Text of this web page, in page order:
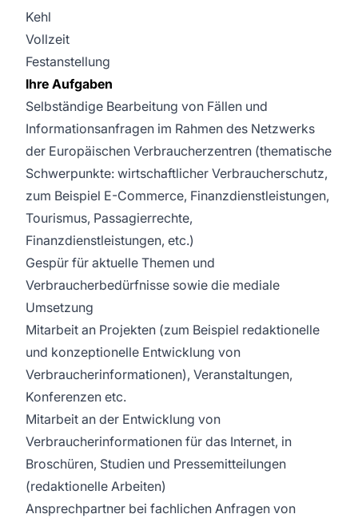
Kehl
Vollzeit
Festanstellung
Ihre Aufgaben
Selbständige Bearbeitung von Fällen und
Informationsanfragen im Rahmen des Netzwerks
der Europäischen Verbraucherzentren (thematische
Schwerpunkte: wirtschaftlicher Verbraucherschutz,
zum Beispiel E-Commerce, Finanzdienstleistungen,
Tourismus, Passagierrechte,
Finanzdienstleistungen, etc.)
Gespür für aktuelle Themen und
Verbraucherbedürfnisse sowie die mediale
Umsetzung
Mitarbeit an Projekten (zum Beispiel redaktionelle
und konzeptionelle Entwicklung von
Verbraucherinformationen), Veranstaltungen,
Konferenzen etc.
Mitarbeit an der Entwicklung von
Verbraucherinformationen für das Internet, in
Broschüren, Studien und Pressemitteilungen
(redaktionelle Arbeiten)
Ansprechpartner bei fachlichen Anfragen von